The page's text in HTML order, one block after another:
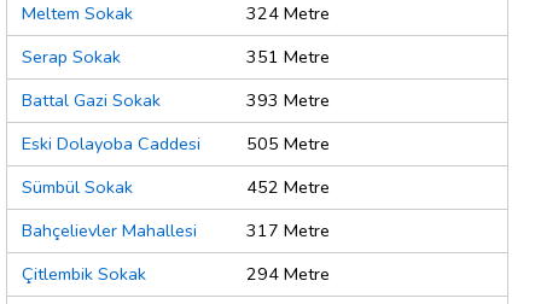
Meltem Sokak
324 Metre
Serap Sokak
351 Metre
Battal Gazi Sokak
393 Metre
Eski Dolayoba Caddesi
505 Metre
Sümbül Sokak
452 Metre
Bahçelievler Mahallesi
317 Metre
Çitlembik Sokak
294 Metre